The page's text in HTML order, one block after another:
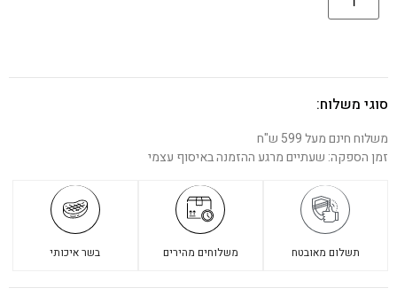
סוגי משלוח:
משלוח חינם מעל 599 ש"ח
זמן הספקה: שעתיים מרגע ההזמנה באיסוף עצמי
תשלום מאובטח משלוחים מהירים בשר איכותי